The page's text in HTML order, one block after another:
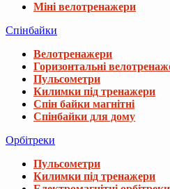
Міні велотренажери
Спінбайки
Велотренажери
Горизонтальні
Пульсометри
Килимки під тренажери
Спін байки магнітні
Спінбайки для дому
Орбітреки
Пульсометри
Килимки під тренажери